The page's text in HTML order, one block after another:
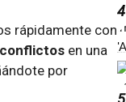
rápidamente con
conflictos en una
por
4